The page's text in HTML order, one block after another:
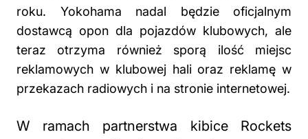
roku. Yokohama nadal będzie oficjalnym
dostawcą opon dla pojazdów klubowych, ale
teraz otrzyma również sporą ilość miejsc
reklamowych w klubowej hali oraz reklamę w
przekazach radiowych i na stronie internetowej.
W ramach partnerstwa kibice Rockets